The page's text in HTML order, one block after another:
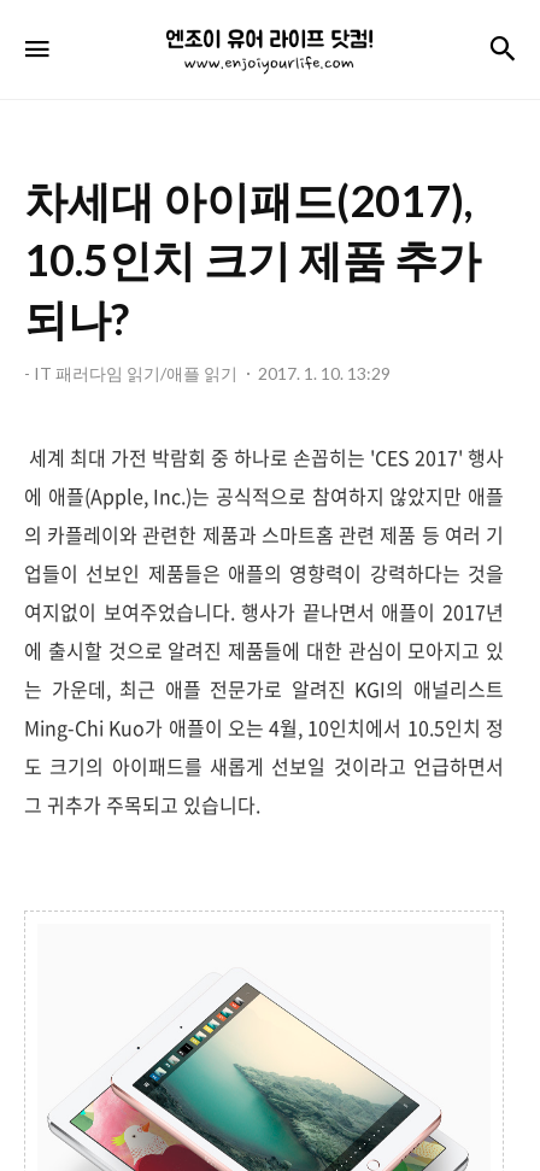
엔
조
어
라
이
닷
차세대 아이패드(2017),
10.5인치 크기 제품 추가
되나?
- IT 패러다임 읽기/애플 읽기 2017. 1. 10. 13:29
세계 최대 가전 박람회 중 하나로 손꼽히는 'CES 2017' 행사
에 애플(Apple, Inc.)는 공식적으로 참여하지 않았지만 애플
의 카플레이와 관련한 제품과 스마트홈 관련 제품 등 여러 기
업들이 선보인 제품들은 애플의 영향력이 강력하다는 것을
여지없이 보여주었습니다. 행사가 끝나면서 애플이 2017년
에 출시할 것으로 알려진 제품들에 대한 관심이 모아지고 있
는 가운데, 최근 애플 전문가로 알려진 KGI의 애널리스트
Ming-Chi Kuo가 애플이 오는 4월, 10인치에서 10.5인치 정
도 크기의 아이패드를 새롭게 선보일 것이라고 언급하면서
그 귀추가 주목되고 있습니다.